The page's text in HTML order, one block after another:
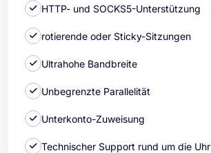
HTTP- und SOCKS5-Unterstützung
rotierende oder Sticky-Sitzungen
Ultrahohe Bandbreite
Unbegrenzte Parallelität
Unterkonto-Zuweisung
Technischer Support rund um die Uhr